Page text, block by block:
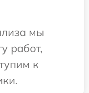
мы
работ,
к